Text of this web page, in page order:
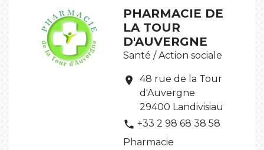
PHARMACIE DE
LA TOUR
D'AUVERGNE
Santé / Action sociale
location_on
48 rue de la Tour
d'Auvergne
29400 Landivisiau
phone +33 2 98 68 38 58
Pharmacie